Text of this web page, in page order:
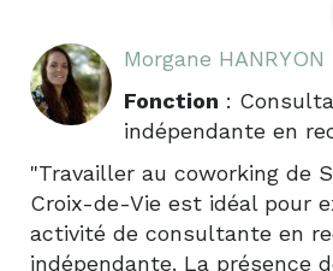
Morgane HANRYON
Fonction :
indépendante en
"Travailler au coworking de
Croix-de-Vie est idéal pour
activité de consultante en
indépendante. La présence